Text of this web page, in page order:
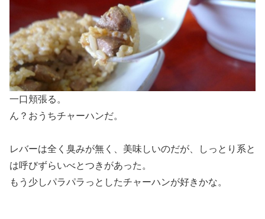
一口頬張る。
ん？おうちチャーハンだ。
レバーは全く臭みが無く、美味しいのだが、しっとり系と
は呼びずらいべとつきがあった。
もう少しパラパラっとしたチャーハンが好きかな。